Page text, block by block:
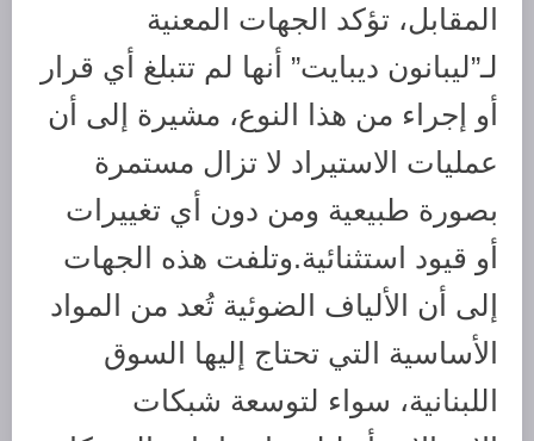
المقابل، تؤكد الجهات المعنية
لـ”ليبانون ديبايت” أنها لم تتبلغ أي قرار
أو إجراء من هذا النوع، مشيرة إلى أن
عمليات الاستيراد لا تزال مستمرة
بصورة طبيعية ومن دون أي تغييرات
أو قيود استثنائية.وتلفت هذه الجهات
إلى أن الألياف الضوئية تُعد من المواد
الأساسية التي تحتاج إليها السوق
اللبنانية، سواء لتوسعة شبكات